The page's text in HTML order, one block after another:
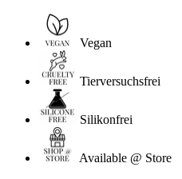
Vegan
Tierversuchsfrei
Silikonfrei
Available @ Store